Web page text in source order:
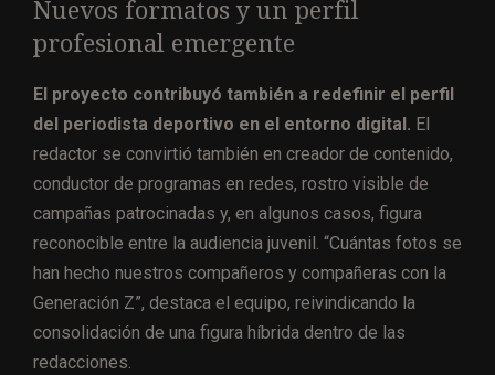
Nuevos formatos y un perfil
profesional emergente
El proyecto contribuyó también a redefinir el perfil
del periodista deportivo en el entorno digital. El
redactor se convirtió también en creador de contenido,
conductor de programas en redes, rostro visible de
campañas patrocinadas y, en algunos casos, figura
reconocible entre la audiencia juvenil. “Cuántas fotos se
han hecho nuestros compañeros y compañeras con la
Generación Z”, destaca el equipo, reivindicando la
consolidación de una figura híbrida dentro de las
redacciones.